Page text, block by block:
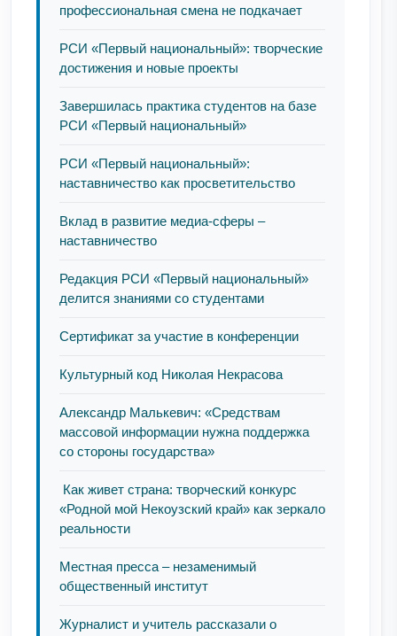
профессиональная смена не подкачает
РСИ «Первый национальный»: творческие
достижения и новые проекты
Завершилась практика студентов на базе
РСИ «Первый национальный»
РСИ «Первый национальный»:
наставничество как просветительство
Вклад в развитие медиа-сферы –
наставничество
Редакция РСИ «Первый национальный»
делится знаниями со студентами
Сертификат за участие в конференции
Культурный код Николая Некрасова
Александр Малькевич: «Средствам
массовой информации нужна поддержка
со стороны государства»
Как живет страна: творческий конкурс
«Родной мой Некоузский край» как зеркало
реальности
Местная пресса – незаменимый
общественный институт
Журналист и учитель рассказали о